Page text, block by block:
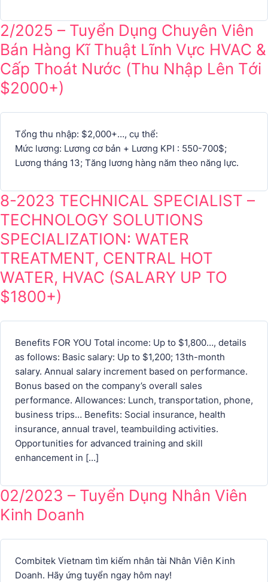
2/2025 – Tuyển Dụng Chuyên Viên
Bán Hàng Kĩ Thuật Lĩnh Vực HVAC &
Cấp Thoát Nước (Thu Nhập Lên Tới
$2000+)
Tổng thu nhập: $2,000+…, cụ thể:
Mức lương: Lương cơ bản + Lương KPI : 550-700$;
Lương tháng 13; Tăng lương hàng năm theo năng lực.
8-2023 TECHNICAL SPECIALIST –
TECHNOLOGY SOLUTIONS
SPECIALIZATION: WATER
TREATMENT, CENTRAL HOT
WATER, HVAC (SALARY UP TO
$1800+)
Benefits FOR YOU Total income: Up to $1,800…, details
as follows: Basic salary: Up to $1,200; 13th-month
salary. Annual salary increment based on performance.
Bonus based on the company’s overall sales
performance. Allowances: Lunch, transportation, phone,
business trips… Benefits: Social insurance, health
insurance, annual travel, teambuilding activities.
Opportunities for advanced training and skill
enhancement in […]
02/2023 – Tuyển Dụng Nhân Viên
Kinh Doanh
Combitek Vietnam tìm kiếm nhân tài Nhân Viên Kinh
Doanh. Hãy ứng tuyển ngay hôm nay!